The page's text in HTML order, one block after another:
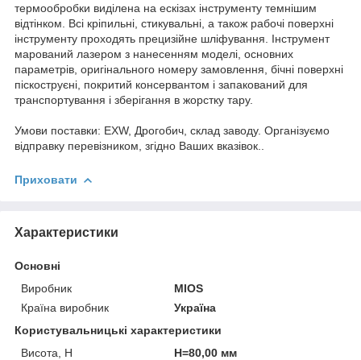
термообробки виділена на ескізах інструменту темнішим
відтінком. Всі кріпильні, стикувальні, а також рабочі поверхні
інструменту проходять прецизійне шліфування. Інструмент
марований лазером з нанесенням моделі, основних
параметрів, оригінального номеру замовлення, бічні поверхні
піскоструєні, покритий консервантом і запакований для
транспортування і зберігання в жорстку тару.
Умови поставки: EXW, Дрогобич, склад заводу. Організуємо
відправку перевізником, згідно Ваших вказівок..
Приховати
Характеристики
Основні
Виробник
MIOS
Країна виробник
Україна
Користувальницькі характеристики
Висота, H
H=80,00 мм